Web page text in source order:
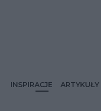
INSPIRACJE ARTYKUŁY